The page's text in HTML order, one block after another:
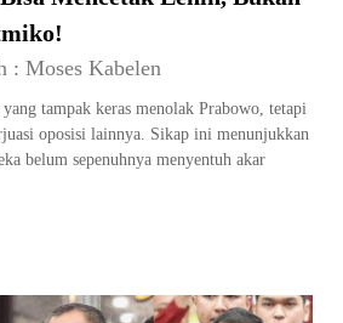
: Moses Kabelen
tampak keras menolak Prabowo, tetapi
oposisi lainnya. Sikap ini menunjukkan
belum sepenuhnya menyentuh akar